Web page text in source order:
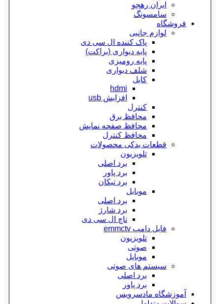
ایران رهجو
سامسونگ
فروشگاه
لوازم جانبی
پاک کننده ال سی دی
پایه دیواری (براکت)
پایه رومیزی
شلف دیواری
کابل
hdmi
افزایش usb
کنترل
محافظ برق
محافظ صفحه نمایش
محافظ کنترل
قطعات یدکی محصولات
تلویزیون
برد اصلی
برد پاور
برد تیکان
موبایل
برد اصلی
برد شارژ
تاچ ال سی دی
فایل دامپ emmctv
تلویزیون
صوتی
موبایل
سیستم های صوتی
برد اصلی
برد پاور
آموزشگاه مادسرویس